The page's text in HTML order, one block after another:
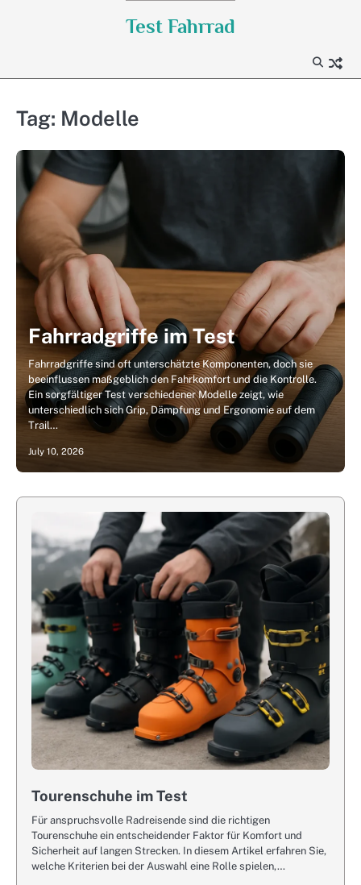
Test Fahrrad
Tag: Modelle
Fahrradgriffe im Test
Fahrradgriffe sind oft unterschätzte Komponenten, doch sie
beeinflussen maßgeblich den Fahrkomfort und die Kontrolle.
Ein sorgfältiger Test verschiedener Modelle zeigt, wie
unterschiedlich sich Grip, Dämpfung und Ergonomie auf dem
Trail…
July 10, 2026
Tourenschuhe im Test
Für anspruchsvolle Radreisende sind die richtigen
Tourenschuhe ein entscheidender Faktor für Komfort und
Sicherheit auf langen Strecken. In diesem Artikel erfahren Sie,
welche Kriterien bei der Auswahl eine Rolle spielen,…